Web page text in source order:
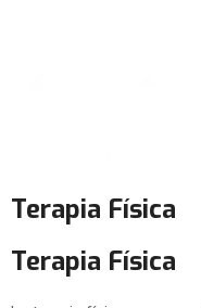
Terapia Física
Terapia Física